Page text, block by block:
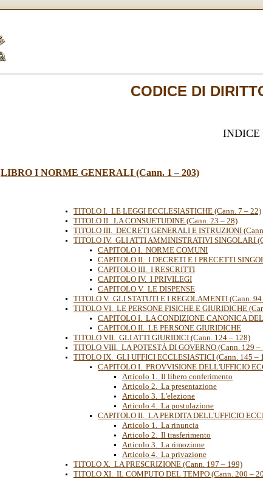
CODICE DI
INDICE
LIBRO I NORME GENERALI (Cann. 1 – 203)
TITOLO I. LE LEGGI ECCLESIASTICHE (Cann. 7 – 22)
TITOLO II. LA CONSUETUDINE (Cann. 23 – 28)
TITOLO III. DECRETI GENERALI E ISTRUZIONI
TITOLO IV. GLI ATTI AMMINISTRATIVI SINGOLARI
CAPITOLO I. NORME COMUNI
CAPITOLO II. I DECRETI E I PRECETTI
CAPITOLO III. I RESCRITTI
CAPITOLO IV. I PRIVILEGI
CAPITOLO V. LE DISPENSE
TITOLO V. GLI STATUTI E I REGOLAMENTI (Cann.
TITOLO VI. LE PERSONE FISICHE E GIURIDICHE
CAPITOLO I. LA CONDIZIONE CANONICA
CAPITOLO II. LE PERSONE GIURIDICHE
TITOLO VII. GLI ATTI GIURIDICI (Cann. 124 – 128)
TITOLO VIII. LA POTESTÀ DI GOVERNO (Cann. 129 –
TITOLO IX. GLI UFFICI ECCLESIASTICI (Cann. 145 –
CAPITOLO I. PROVVISIONE DELL'UFFICIO
Articolo 1. Il libero conferimento
Articolo 2. La presentazione
Articolo 3. L'elezione
Articolo 4. La postulazione
CAPITOLO II. LA PERDITA DELL'UFFICIO
Articolo 1. La rinuncia
Articolo 2. Il trasferimento
Articolo 3. La rimozione
Articolo 4. La privazione
TITOLO X. LA PRESCRIZIONE (Cann. 197 – 199)
TITOLO XI. IL COMPUTO DEL TEMPO (Cann. 200 –